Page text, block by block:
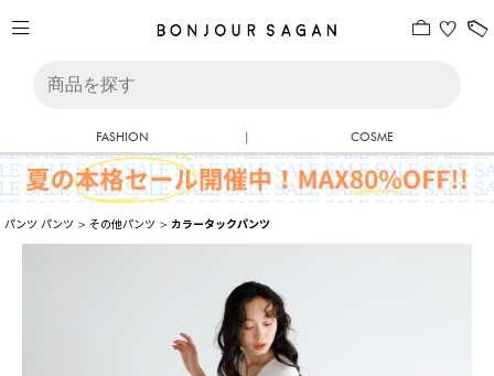
FASHION | COSME
パンツ パンツ >その他パンツ > カラータックパンツ